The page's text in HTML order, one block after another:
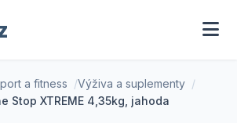
a fitness
Výživa a suplementy
Stop XTREME 4,35kg, jahoda